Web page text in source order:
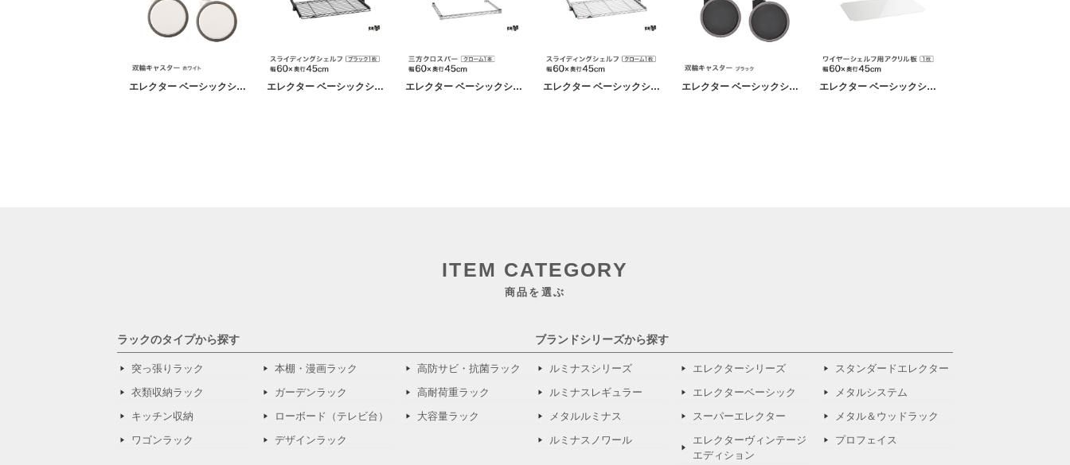
エレクター ベーシックシリーズ 双輪キャスター ホワイト 直径7.5cm BDR75EWBG パーツ エレクター ベーシックシリーズ スライディングシェルフ ブラック 幅60×奥行45cm BSL1824B パーツ エレクター ベーシックシリーズ 三方クロスバー クローム 幅60×奥行45cm B1824TWC パーツ エレクター ベーシックシリーズ スライディングシェルフ クローム 幅60×奥行45cm BSL1824C パーツ エレクター ベーシックシリーズ 双輪キャスター ブラック 直径7.5cm BDR75EBKG パーツ エレクター ベーシックシリーズ ワイヤーシェルフ用アクリル板 幅60×奥行45cm B1824AB1 パーツ